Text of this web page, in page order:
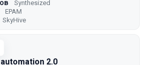
Synthesized
EPAM
SkyHive
2.0